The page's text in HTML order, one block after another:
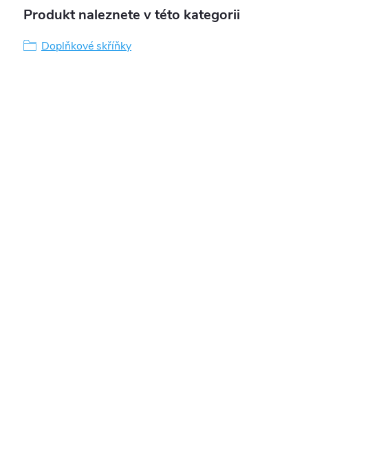
Produkt naleznete v této kategorii
Doplňkové skříňky